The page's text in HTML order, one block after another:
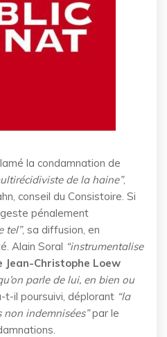
la condamnation de
de la haine”,
conseil du Consistoire. Si
pénalement
tel”, sa diffusion, en
Alain Soral “instrumentalise
Jean-Christophe Loew
parle de lui, en bien ou
t-il poursuivi, déplorant “la
indemnisées”par le